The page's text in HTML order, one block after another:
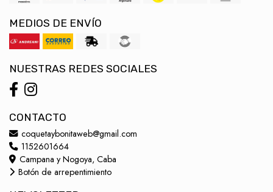
MEDIOS DE ENVÍO
NUESTRAS REDES SOCIALES
CONTACTO
coquetaybonitaweb@gmail.com
1152601664
Campana y Nogoya, Caba
Botón de arrepentimiento